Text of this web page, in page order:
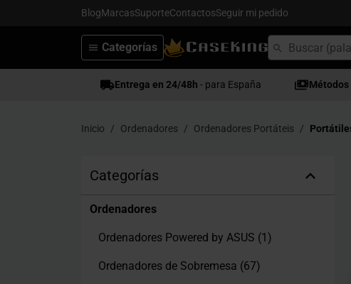
BlogMarcasSuporteContactosSeguir mi pedido
Categorías
Entrega en 24/48h - para España Métodos
Inicio Ordenadores Ordenadores Portáteis
Categorías
Ordenadores
Ordenadores Powered by ASUS (1)
Ordenadores de Sobremesa (67)